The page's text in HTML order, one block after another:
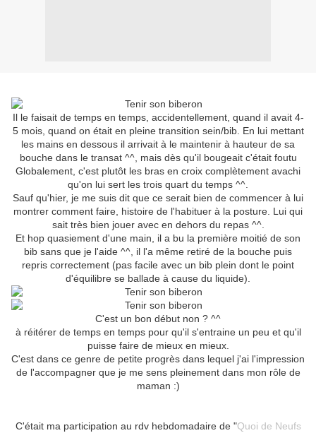
Il le faisait de temps en temps, accidentellement, quand il avait 4-
5 mois, quand on était en pleine transition sein/bib. En lui mettant
les mains en dessous il arrivait à le maintenir à hauteur de sa
bouche dans le transat ^^, mais dès qu'il bougeait c'était foutu
Globalement, c'est plutôt les bras en croix complètement avachi
qu'on lui sert les trois quart du temps ^^.
Sauf qu'hier, je me suis dit que ce serait bien de commencer à lui
montrer comment faire, histoire de l'habituer à la posture. Lui qui
sait très bien jouer avec en dehors du repas ^^.
Et hop quasiement d'une main, il a bu la première moitié de son
bib sans que je l'aide ^^, il l'a même retiré de la bouche puis
repris correctement (pas facile avec un bib plein dont le point
d'équilibre se ballade à cause du liquide).
C'est un bon début non ? ^^
à réitérer de temps en temps pour qu'il s'entraine un peu et qu'il
puisse faire de mieux en mieux.
C'est dans ce genre de petite progrès dans lequel j'ai l'impression
de l'accompagner que je me sens pleinement dans mon rôle de
maman :)
C'était ma participation au rdv hebdomadaire de "Quoi de Neufs